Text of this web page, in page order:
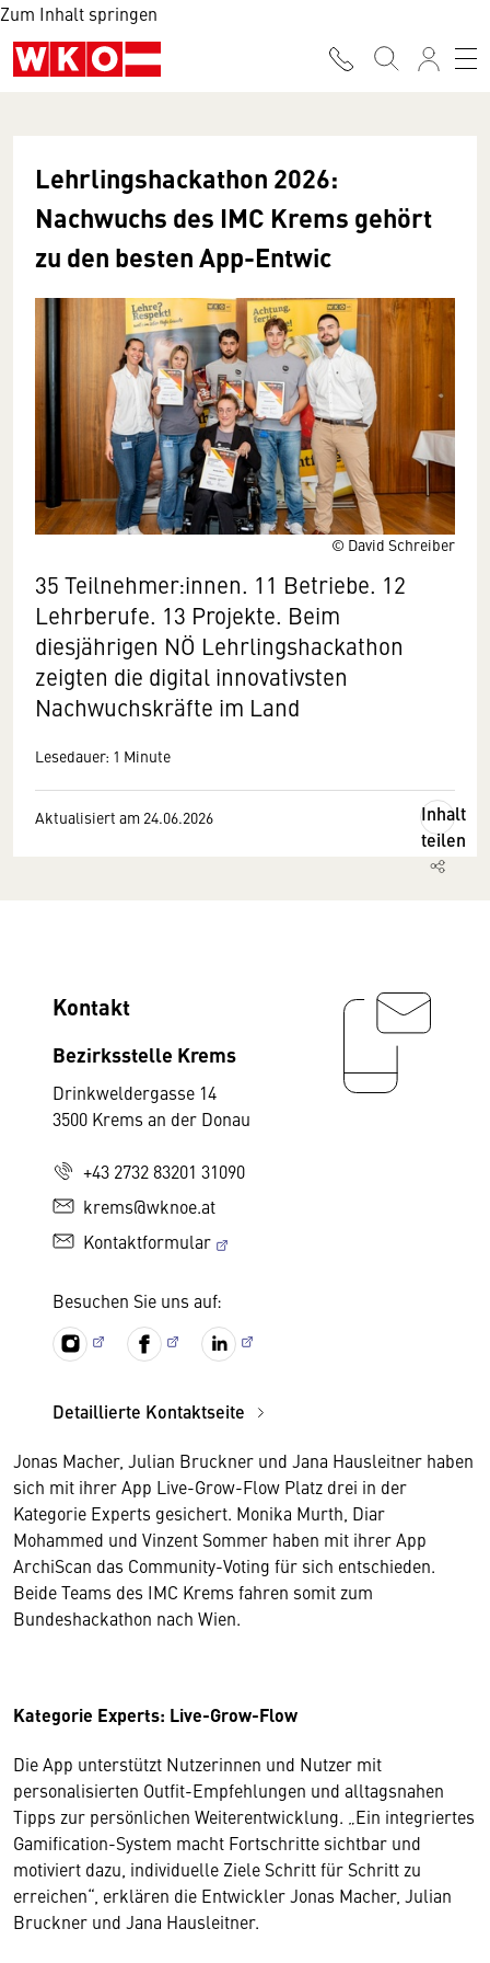
Zum Inhalt springen
© David Schreiber
Lehrlingshackathon 2026:
Nachwuchs des IMC Krems gehört
zu den besten App-Entwic
35 Teilnehmer:innen. 11 Betriebe. 12
Lehrberufe. 13 Projekte. Beim
diesjährigen NÖ Lehrlingshackathon
zeigten die digital innovativsten
Nachwuchskräfte im Land
Lesedauer: 1 Minute
Aktualisiert am 24.06.2026
Inhalt
teilen
Kontakt
Bezirksstelle Krems
Drinkweldergasse 14
3500 Krems an der Donau
+43 2732 83201 31090
krems@wknoe.at
Kontaktformular
Besuchen Sie uns auf:
Detaillierte Kontaktseite
Jonas Macher, Julian Bruckner und Jana Hausleitner haben
sich mit ihrer App Live-Grow-Flow Platz drei in der
Kategorie Experts gesichert. Monika Murth, Diar
Mohammed und Vinzent Sommer haben mit ihrer App
ArchiScan das Community-Voting für sich entschieden.
Beide Teams des IMC Krems fahren somit zum
Bundeshackathon nach Wien.
Kategorie Experts: Live-Grow-Flow
Die App unterstützt Nutzerinnen und Nutzer mit
personalisierten Outfit-Empfehlungen und alltagsnahen
Tipps zur persönlichen Weiterentwicklung. „Ein integriertes
Gamification-System macht Fortschritte sichtbar und
motiviert dazu, individuelle Ziele Schritt für Schritt zu
erreichen“, erklären die Entwickler Jonas Macher, Julian
Bruckner und Jana Hausleitner.